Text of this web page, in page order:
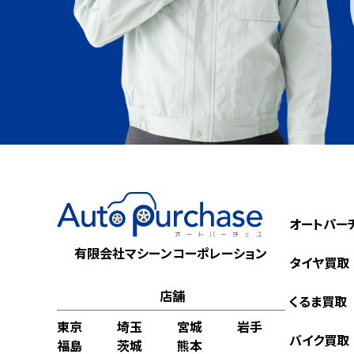
有限会社マシーンコーポレーション
店舗
東京
埼玉 宮城
岩手
福島
茨城 熊本
オートパ
タイヤ買取
くるま買取
バイク買取